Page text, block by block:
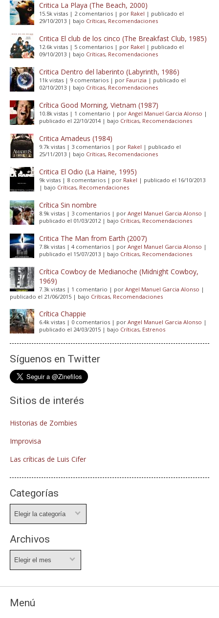
Critica La Playa (The Beach, 2000)
15.5k vistas | 2 comentarios | por Rakel | publicado el
29/10/2013 | bajo Críticas, Recomendaciones
Critica El club de los cinco (The Breakfast Club, 1985)
12.6k vistas | 5 comentarios | por Rakel | publicado el
09/10/2013 | bajo Críticas, Recomendaciones
Critica Dentro del laberinto (Labyrinth, 1986)
11k vistas | 9 comentarios | por Faurizia | publicado el
02/10/2013 | bajo Críticas, Recomendaciones
Crítica Good Morning, Vietnam (1987)
10.8k vistas | 1 comentario | por Angel Manuel Garcia Alonso |
publicado el 22/10/2014| bajo Críticas, Recomendaciones
Critica Amadeus (1984)
9.7k vistas | 3 comentarios | por Rakel | publicado el
25/11/2013 | bajo Críticas, Recomendaciones
Critica El Odio (La Haine, 1995)
9k vistas | 8 comentarios | por Rakel | publicado el 16/10/2013
| bajo Críticas, Recomendaciones
Crítica Sin nombre
8.9k vistas | 3 comentarios | por Angel Manuel Garcia Alonso |
publicado el 01/03/2012| bajo Críticas, Recomendaciones
Critica The Man from Earth (2007)
7.8k vistas | 4 comentarios | por Angel Manuel Garcia Alonso |
publicado el 15/07/2013 | bajo Críticas, Recomendaciones
Crítica Cowboy de Medianoche (Midnight Cowboy,
1969)
7.3k vistas | 1 comentario | por Angel Manuel Garcia Alonso |
publicado el 21/06/2015 | bajo Críticas, Recomendaciones
Crítica Chappie
6.4k vistas | 0 comentarios | por Angel Manuel Garcia Alonso |
publicado el 24/03/2015 | bajo Críticas, Estrenos
Síguenos en Twitter
Sitios de interés
Historias de Zombies
Improvisa
Las críticas de Luis Cifer
Categorías
Archivos
Menú